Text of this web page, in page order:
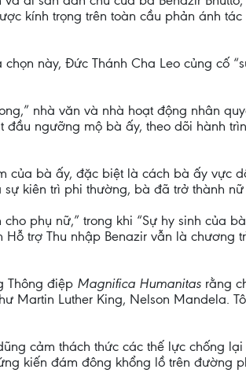
kính trọng trên toàn cầu phản ánh
này, Đức Thánh Cha Leo củng cố
nhà văn và nhà hoạt động nhân
đầu ngưỡng mộ bà ấy, theo dõi hành
của bà ấy, đặc biệt là cách bà ấy vực
kiên trì phi thường, bà đã trở thành
phụ nữ,” trong khi “Sự hy sinh của
trợ Thu nhập Benazir vẫn là chương
Thông điệp Magnifica Humanitas rằng
Luther King, Nelson Mandela.
cảm thách thức các thế lực chống
kiến đám đông khổng lồ trên đường